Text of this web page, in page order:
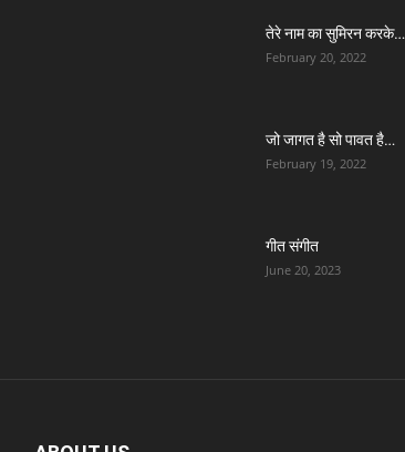
तेरे नाम का सुमिरन करके…
February 20, 2022
जो जागत है सो पावत है…
February 19, 2022
गीत संगीत
June 20, 2023